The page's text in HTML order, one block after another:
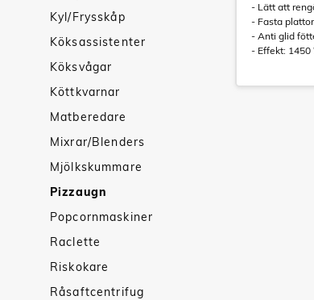
Kyl/Frysskåp
Köksassistenter
Köksvågar
Köttkvarnar
Matberedare
Mixrar/Blenders
Mjölkskummare
Pizzaugn
Popcornmaskiner
Raclette
Riskokare
Råsaftcentrifug
- Lätt att
- Fasta plattor
- Anti glid
- Effekt: 1450